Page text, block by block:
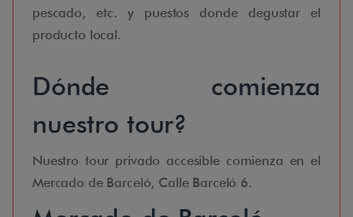
pescado, etc. y puestos donde degustar el
producto local.
Dónde comienza
nuestro tour?
Nuestro tour privado accesible comienza en el
Mercado de Barceló, Calle Barceló 6.